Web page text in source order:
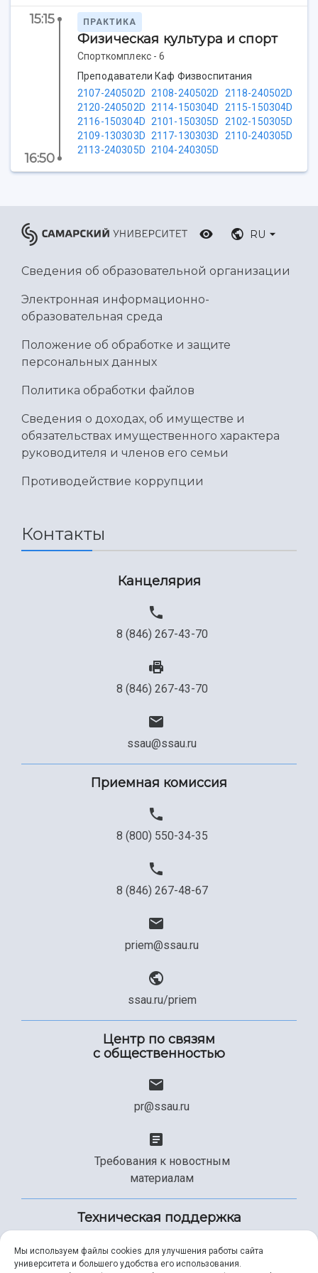
Ботанический сад
Умный дом бабочек
Международный межвузовский кампус
Сведения об образовательной организации
Официальные документы
15:15
16:50
ПРАКТИКА
Физическая культура и спорт
Спорткомплекс - 6
Преподаватели Каф Физвоспитания
2107-240502D 2108-240502D
2118-240502D
2120-240502D 2114-150304D
2115-150304D
2116-150304D 2101-150305D
2102-150305D
2109-130303D 2117-130303D
2110-240305D
2113-240305D 2104-240305D
RU
Сведения об образовательной организации
Электронная информационно-
образовательная среда
Положение об обработке и защите
персональных данных
Политика обработки файлов
Сведения о доходах, об имуществе и
обязательствах имущественного характера
руководителя и членов его семьи
Противодействие коррупции
Контакты
Канцелярия
8 (846) 267-43-70
8 (846) 267-43-70
ssau@ssau.ru
Приемная комиссия
8 (800) 550-34-35
8 (846) 267-48-67
priem@ssau.ru
ssau.ru/priem
Центр по связям
с общественностью
pr@ssau.ru
Требования к новостным
материалам
Техническая поддержка
Мы используем файлы cookies для улучшения работы сайта
университета и большего удобства его использования.